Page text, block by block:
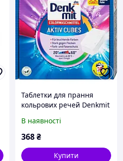
Таблетки для прання
кольрових речей Denkmit
В наявності
368₴
Купити